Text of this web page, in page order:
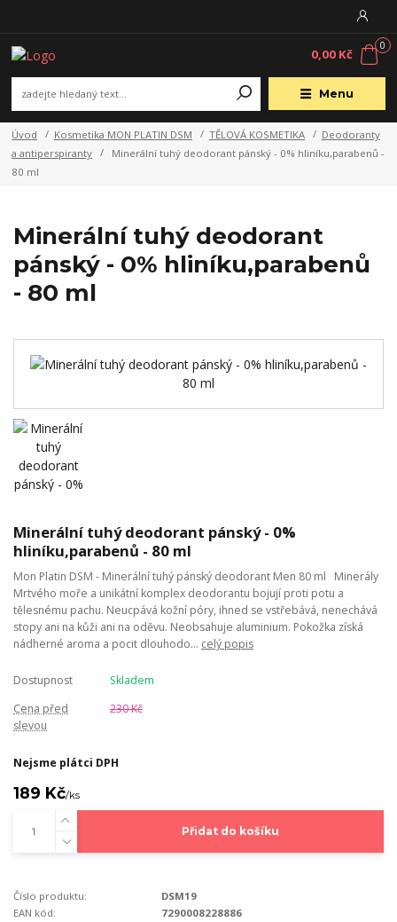
Menu
0
0,00 Kč
Úvod Kosmetika MON PLATIN DSM TĚLOVÁ KOSMETIKA
Deodoranty
a antiperspiranty
Minerální tuhý deodorant pánský - 0% hliníku,parabenů -
80 ml
Minerální tuhý deodorant
pánský - 0% hliníku,parabenů
- 80 ml
Minerální tuhý deodorant pánský - 0%
hliníku,parabenů - 80 ml
Mon Platin DSM - Minerální tuhý pánský deodorant Men 80 ml Minerály
Mrtvého moře a unikátní komplex deodorantu bojují proti potu a
tělesnému pachu. Neucpává kožní póry, ihned se vstřebává, nenechává
stopy ani na kůži ani na oděvu. Neobsahuje aluminium. Pokožka získá
nádherné aroma a pocit dlouhodo... celý popis
Dostupnost
Skladem
Cena před
slevou
230 Kč
Nejsme plátci DPH
189 Kč/ks
Přidat do košíku
Číslo produktu:
DSM19
EAN kód:
7290008228886